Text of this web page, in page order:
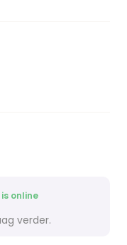
online
verder.